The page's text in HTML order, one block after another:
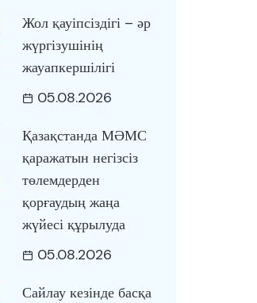
Жол қауіпсіздігі – әр
жүргізушінің
жауапкершілігі
05.08.2026
Қазақстанда МӘМС
қаражатын негізсіз
төлемдерден
қорғаудың жаңа
жүйесі құрылуда
05.08.2026
Сайлау кезінде басқа